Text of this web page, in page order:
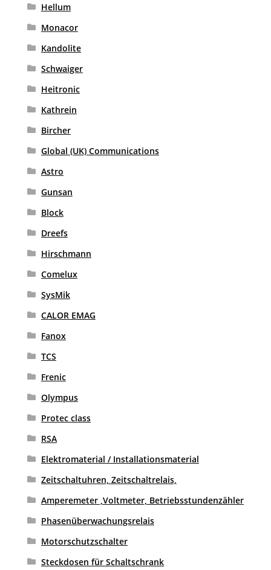
Hellum
Monacor
Kandolite
Schwaiger
Heitronic
Kathrein
Bircher
Global (UK) Communications
Astro
Gunsan
Block
Dreefs
Hirschmann
Comelux
SysMik
CALOR EMAG
Fanox
TCS
Frenic
Olympus
Protec class
RSA
Elektromaterial / Installationsmaterial
Zeitschaltuhren, Zeitschaltrelais,
Amperemeter ,Voltmeter, Betriebsstundenzähler
Phasenüberwachungsrelais
Motorschutzschalter
Steckdosen für Schaltschrank